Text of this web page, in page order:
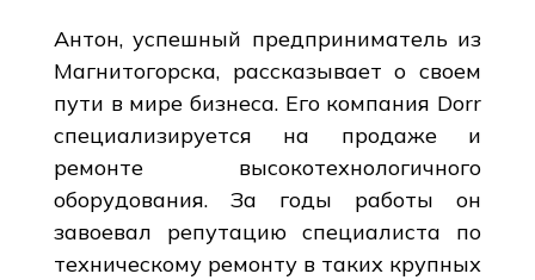
Антон, успешный предприниматель из
Магнитогорска, рассказывает о своем
пути в мире бизнеса. Его компания Dorr
специализируется на продаже и
ремонте высокотехнологичного
оборудования. За годы работы он
завоевал репутацию специалиста по
техническому ремонту в таких крупных